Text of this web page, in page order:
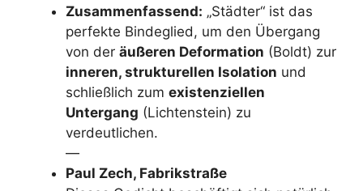
Zusammenfassend: „Städter“ ist das
perfekte Bindeglied, um den Übergang
von der äußeren Deformation (Boldt) zur
inneren, strukturellen Isolation und
schließlich zum existenziellen
Untergang (Lichtenstein) zu
verdeutlichen.
—
Paul Zech, Fabrikstraße